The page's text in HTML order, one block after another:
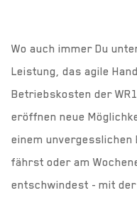
Wo auch immer Du
Leistung, das agile
Betriebskosten der
eröffnen neue
einem unvergesslichen
fährst oder am
entschwindest - mit der